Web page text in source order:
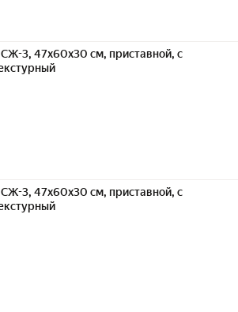
3, 47х60х30 см, приставной, с
3, 47х60х30 см, приставной, с